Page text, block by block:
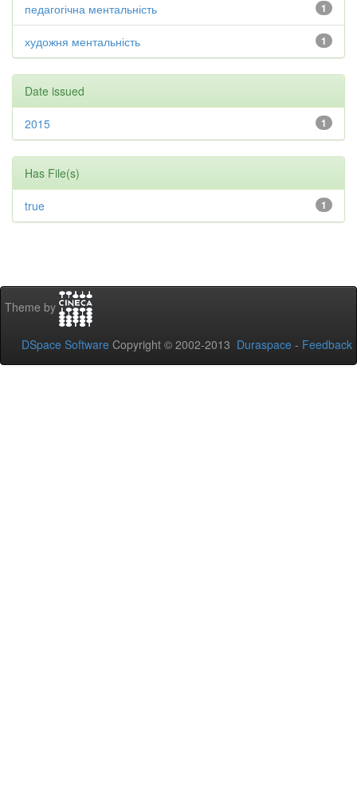
1
педагогічна ментальність
1
художня ментальність
Date issued
1
2015
Has File(s)
1
true
Theme by
DSpace Software Copyright © 2002-2013 Duraspace - Feedback